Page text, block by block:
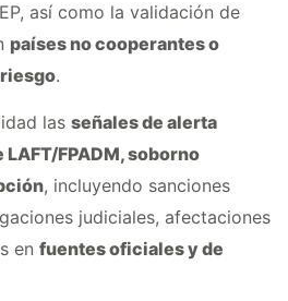
así como la validación de
países no cooperantes o
.
las señales de alerta
FPADM, soborno
, incluyendo sanciones
judiciales, afectaciones
en fuentes oficiales y de